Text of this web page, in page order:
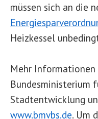
müssen sich an die
Heizkessel
Mehr
Bundesministerium
Stadtentwicklung
www.bmvbs.de. Um